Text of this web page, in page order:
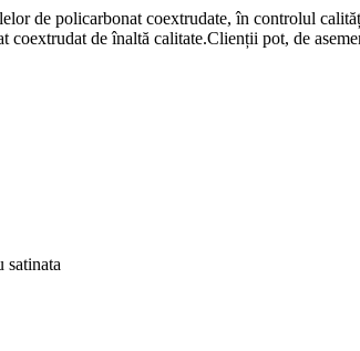
de policarbonat coextrudate, în controlul
de înaltă calitate.Clienții pot, de
satinata